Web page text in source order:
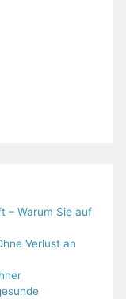
– Warum Sie auf
Verlust an